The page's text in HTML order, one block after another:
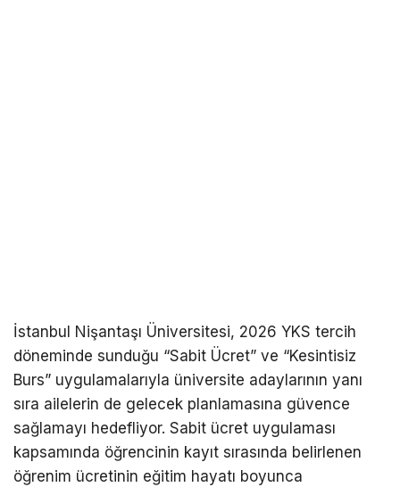
İstanbul Nişantaşı Üniversitesi, 2026 YKS tercih
döneminde sunduğu “Sabit Ücret” ve “Kesintisiz
Burs” uygulamalarıyla üniversite adaylarının yanı
sıra ailelerin de gelecek planlamasına güvence
sağlamayı hedefliyor. Sabit ücret uygulaması
kapsamında öğrencinin kayıt sırasında belirlenen
öğrenim ücretinin eğitim hayatı boyunca